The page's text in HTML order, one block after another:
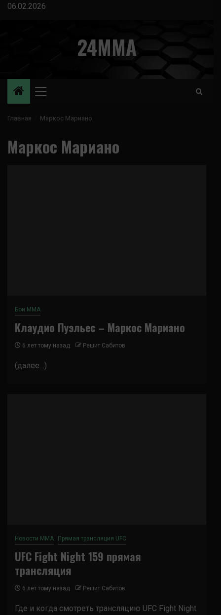
Перейти
06.02.2026
24MMA
Основное
Главная Маркос Мариано
Маркос Мариано
Бои ММА
Клаудио Пуэльес – Маркос Мариано
6 лет тому назад Решит Сабитов
(далее…)
Новости ММА Прямая трансляция UFC
UFC Fight Night 159 прямая
трансляция
6 лет тому назад Решит Сабитов
Где и когда смотреть трансляцию UFC Fight Night